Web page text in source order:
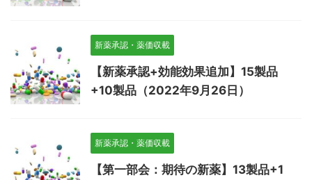
新薬承認・薬価収載
【新薬承認+効能効果追加】15製品
+10製品（2022年9月26日）
新薬承認・薬価収載
【第一部会：期待の新薬】13製品+1